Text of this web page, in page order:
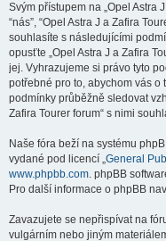
Svým přístupem na „Opel Astra
“nás”, “Opel Astra J a Zafira
souhlasíte s následujícími
opusťte „Opel Astra J a Zafira
jej. Vyhrazujeme si právo tyto
potřebné pro to, abychom vás o
podmínky průběžně sledovat
Zafira Tourer forum“ s nimi
Naše fóra beží na systému
vydané pod licencí „General
www.phpbb.com. phpBB
Pro další informace o phpBB
Zavazujete se nepřispívat na
vulgárním nebo jiným